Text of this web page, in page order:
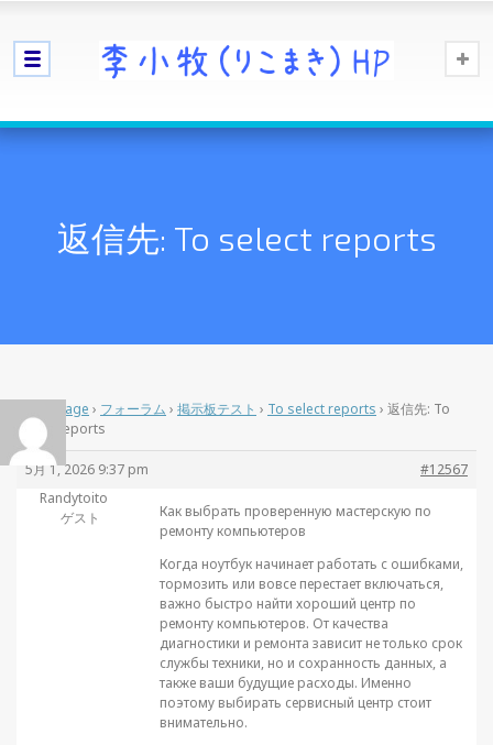
返信先: To select reports
Home Page › フォーラム › 掲示板テスト › To select reports › 返信先: To
select reports
5月 1, 2026 9:37 pm
#12567
Randytoito
ゲスト
Как выбрать проверенную мастерскую по
ремонту компьютеров
Когда ноутбук начинает работать с ошибками,
тормозить или вовсе перестает включаться,
важно быстро найти хороший центр по
ремонту компьютеров. От качества
диагностики и ремонта зависит не только срок
службы техники, но и сохранность данных, а
также ваши будущие расходы. Именно
поэтому выбирать сервисный центр стоит
внимательно.